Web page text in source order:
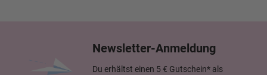
Newsletter-Anmeldung
Du erhältst einen 5 € Gutschein* als